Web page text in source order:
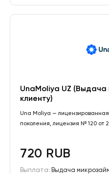
UnaMoliya UZ
клиенту)
Una Moliya —
поколения, лицензия № 120 от
720 RUB
Выплата: Выдача